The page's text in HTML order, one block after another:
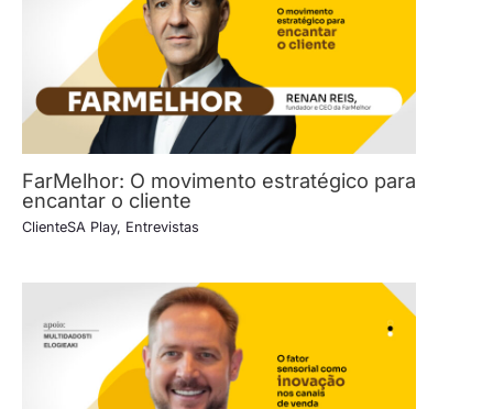
FarMelhor: O movimento estratégico para
encantar o cliente
ClienteSA Play, Entrevistas